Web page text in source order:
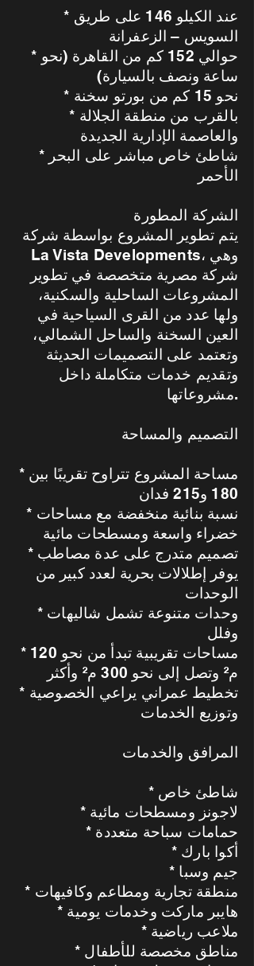
* عند الكيلو 146 على طريق
السويس – الزعفرانة
* حوالي 152 كم من القاهرة (نحو
ساعة ونصف بالسيارة)
* نحو 15 كم من بورتو سخنة
* بالقرب من منطقة الجلالة
والعاصمة الإدارية الجديدة
* شاطئ خاص مباشر على البحر
الأحمر
الشركة المطورة
يتم تطوير المشروع بواسطة شركة
La Vista Developments، وهي
شركة مصرية متخصصة في تطوير
المشروعات الساحلية والسكنية،
ولها عدد من القرى السياحية في
العين السخنة والساحل الشمالي،
وتعتمد على التصميمات الحديثة
وتقديم خدمات متكاملة داخل
مشروعاتها.
التصميم والمساحة
* مساحة المشروع تتراوح تقريبًا بين
180 و215 فدان
* نسبة بنائية منخفضة مع مساحات
خضراء واسعة ومسطحات مائية
* تصميم متدرج على عدة مصاطب
يوفر إطلالات بحرية لعدد كبير من
الوحدات
* وحدات متنوعة تشمل شاليهات
وفلل
* مساحات تقريبية تبدأ من نحو 120
م² وتصل إلى نحو 300 م² وأكثر
* تخطيط عمراني يراعي الخصوصية
وتوزيع الخدمات
المرافق والخدمات
* شاطئ خاص
* لاجونز ومسطحات مائية
* حمامات سباحة متعددة
* أكوا بارك
* جيم وسبا
* منطقة تجارية ومطاعم وكافيهات
* هايبر ماركت وخدمات يومية
* ملاعب رياضية
* مناطق مخصصة للأطفال